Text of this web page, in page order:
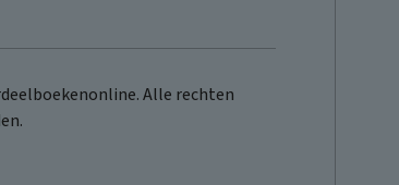
Alle rechten